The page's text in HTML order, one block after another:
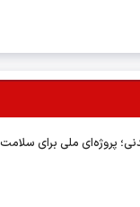
پروژه‌ای ملی برای سلامت